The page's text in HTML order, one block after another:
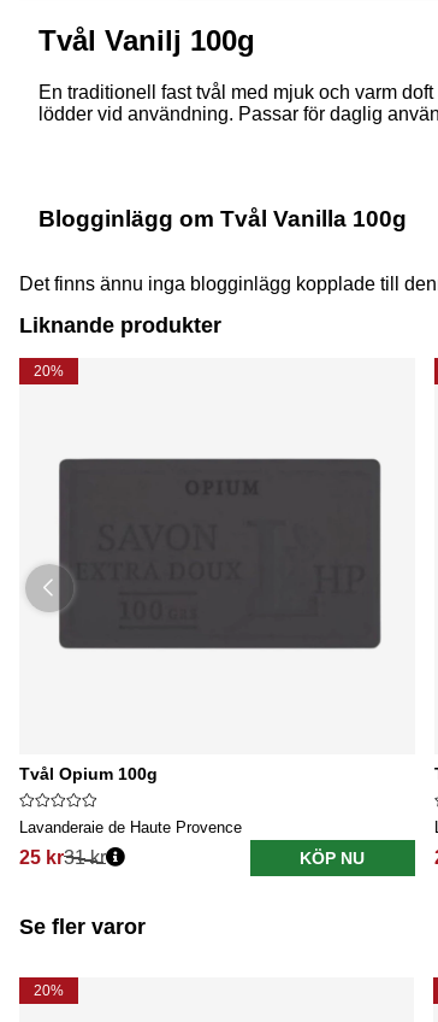
Tvål Vanilj 100g
En traditionell fast tvål med mjuk och varm
lödder vid användning. Passar för daglig
Blogginlägg om Tvål Vanilla 100g
Det finns ännu inga blogginlägg kopplade till
Liknande produkter
20%
Tvål Opium 100g
Lavanderaie de Haute Provence
25 kr31 kr KÖP NU
Se fler varor
20%